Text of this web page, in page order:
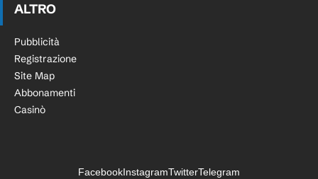
ALTRO
Pubblicità
Registrazione
Site Map
Abbonamenti
Casinò
FacebookInstagramTwitterTelegram